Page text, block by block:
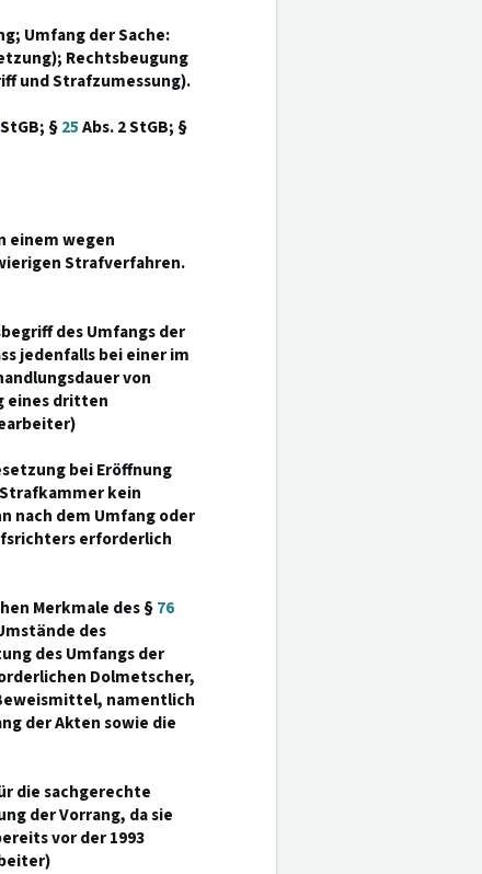
Umfang der Sache:
Rechtsbeugung
und Strafzumessung).
§25Abs. 2 StGB; §
einem wegen
Strafverfahren.
des Umfangs der
jedenfalls bei einer im
von
eines dritten
bei Eröffnung
kein
nach dem Umfang oder
erforderlich
Merkmale des §76
des
des Umfangs der
Dolmetscher,
namentlich
der Akten sowie die
die sachgerechte
der Vorrang, da sie
vor der 1993